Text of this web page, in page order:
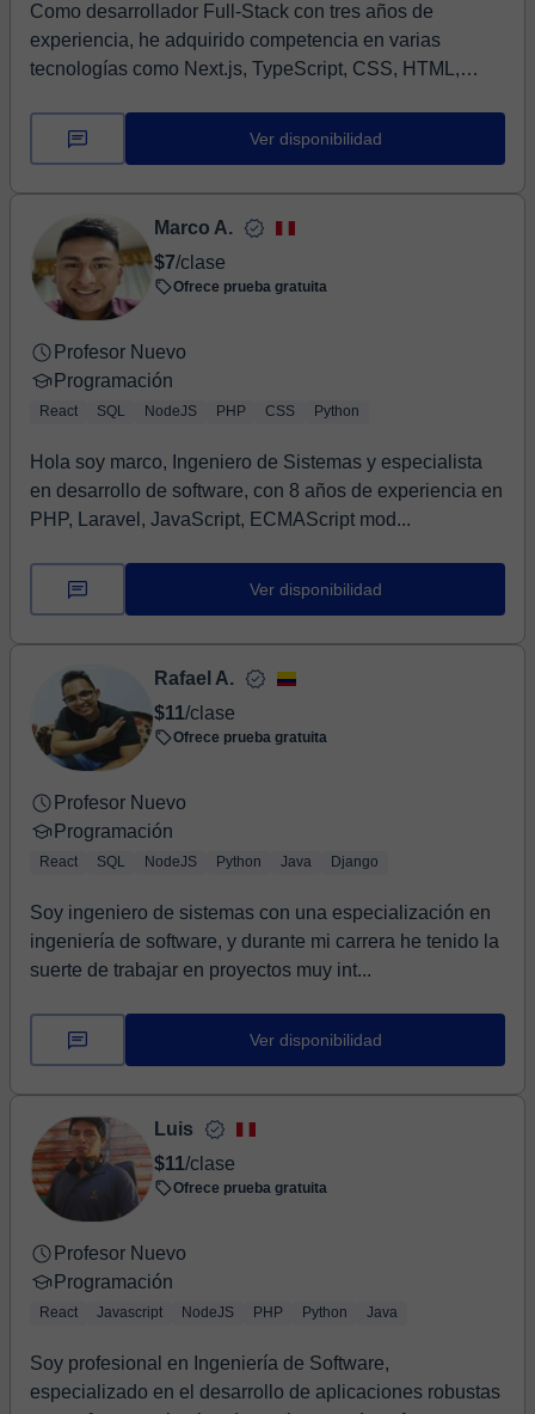
Como desarrollador Full-Stack con tres años de
experiencia, he adquirido competencia en varias
tecnologías como Next.js, TypeScript, CSS, HTML,
Ver disponibilidad
Marco A.
$7/clase
Ofrece prueba gratuita
Profesor Nuevo
Programación
React SQL NodeJS PHP CSS Python
Hola soy marco, Ingeniero de Sistemas y especialista
en desarrollo de software, con 8 años de experiencia en
PHP, Laravel, JavaScript, ECMAScript mod...
Ver disponibilidad
Rafael A.
$11/clase
Ofrece prueba gratuita
Profesor Nuevo
Programación
React SQL NodeJS Python Java Django
Soy ingeniero de sistemas con una especialización en
ingeniería de software, y durante mi carrera he tenido la
suerte de trabajar en proyectos muy int...
Ver disponibilidad
Luis
$11/clase
Ofrece prueba gratuita
Profesor Nuevo
Programación
React Javascript NodeJS PHP Python Java
Soy profesional en Ingeniería de Software,
especializado en el desarrollo de aplicaciones robustas